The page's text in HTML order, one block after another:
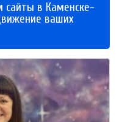
в Каменске-
ваших